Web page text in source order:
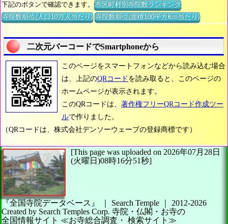
下記のボタンで確認できます。市区町村別寺院数ランキング
寺院数順位(人口10万人当たり) 寺院数順位(面積100平方Km当たり)
二次元バーコードでSmartphoneから
このページをスマートフォンなどから読み込む場合
は、上記のQRコード を読み取ると、このページの
ホームページが表示されます。
このQRコードは、 著作権フリーQRコード作成ツー
ルで作りました。
（QRコードは、株式会社デンソーウェーブの登録商標です）
[This page was uploaded on 2026年07月28日
(火曜日)08時16分51秒]
『全国寺院データベース』 ｜ Search Temple
2012-2026
Created by Search Temples Corp. 寺院・仏閣・お寺の
全国情報サイト ≪お寺総合調査・ 検索サイト≫